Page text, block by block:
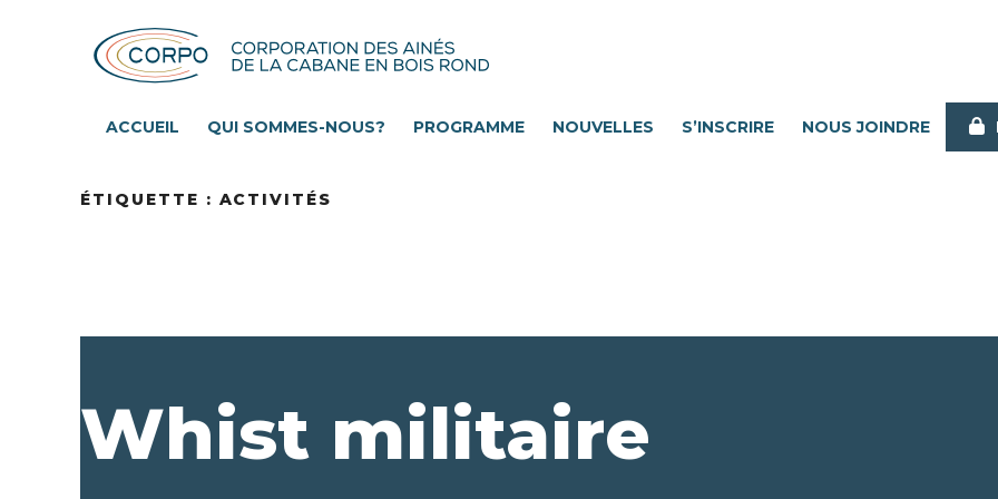
ACCUEIL QUI SOMMES-NOUS? PROGRAMME NOUVELLES S’INSCRIRE NOUS JOINDRE
ÉTIQUETTE : ACTIVITÉS
Whist militaire